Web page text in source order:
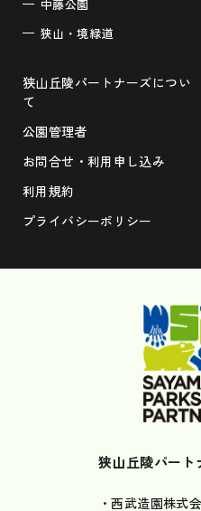
中藤公園
狭山・境緑道
狭山丘陵パートナーズについ
て
公園管理者
お問合せ・利用申し込み
利用規約
プライバシーポリシー
狭山丘陵パート
・西武造園株式